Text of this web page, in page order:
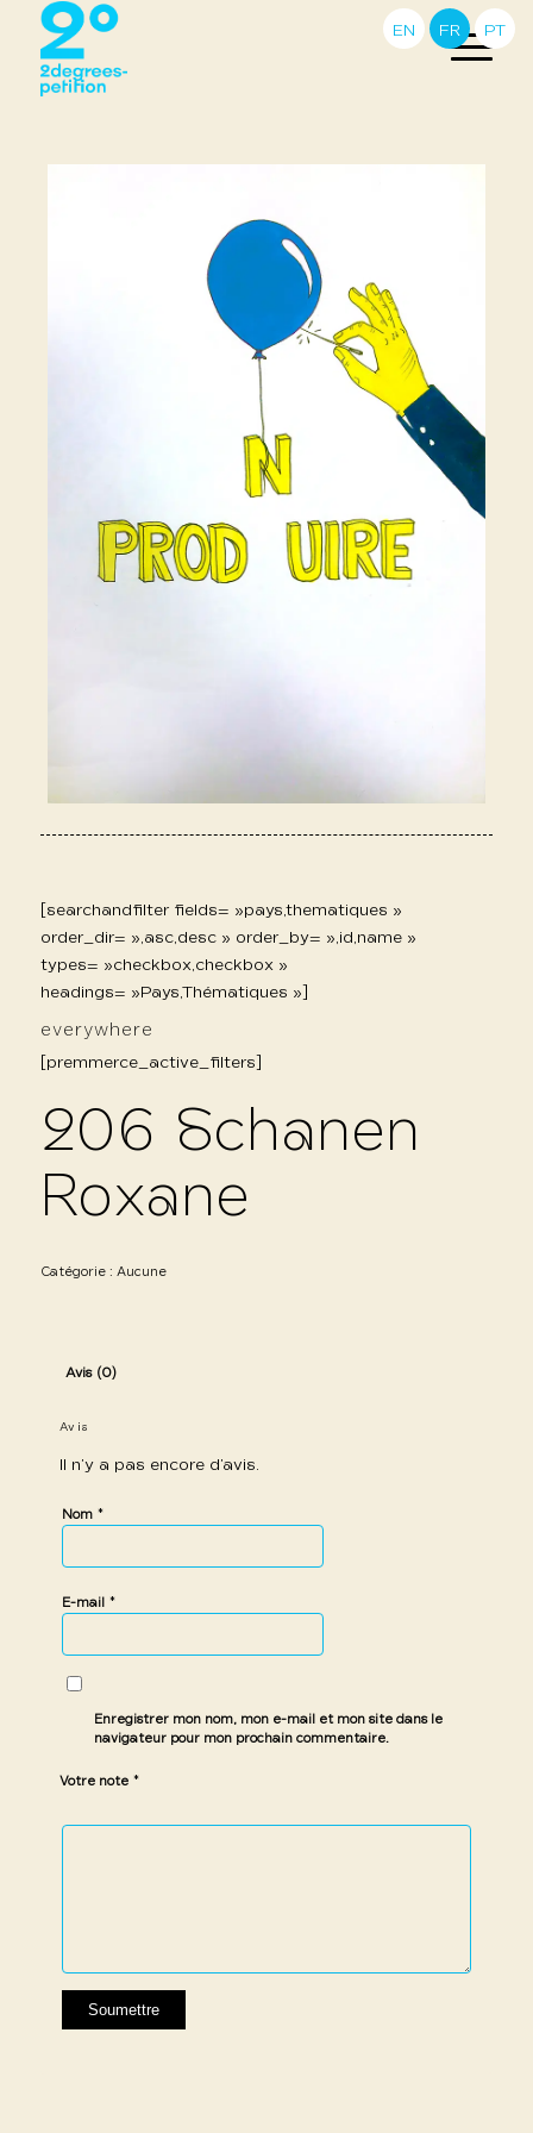
[searchandfilter fields= »pays,thematiques »
order_dir= »,asc,desc » order_by= »,id,name »
types= »checkbox,checkbox »
headings= »Pays,Thématiques »]
everywhere
[premmerce_active_filters]
206 Schanen
Roxane
Catégorie : Aucune
Avis (0)
Avis
Il n’y a pas encore d’avis.
Nom *
E-mail *
Enregistrer mon nom, mon e-mail et mon site dans le
navigateur pour mon prochain commentaire.
Votre note *
1 étoile
2 étoiles
3 étoiles
4 étoiles
5 étoiles
EN FR PT